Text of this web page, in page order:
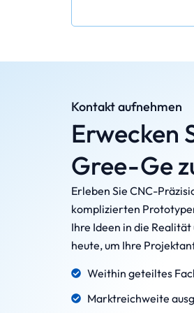
Kontakt aufnehmen
Erwecken
Gree-Ge
Erleben Sie CNC-
komplizierten
Ihre Ideen in die
heute, um Ihre
Weithin geteiltes
Marktreichweite